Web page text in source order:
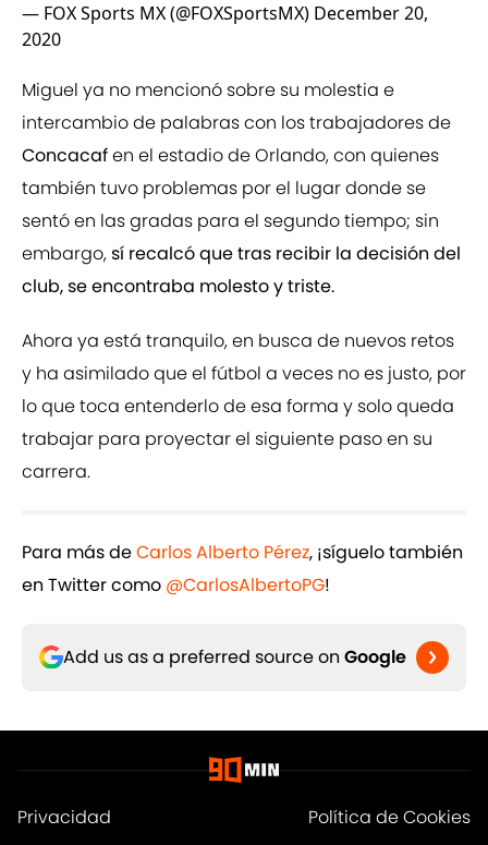
— FOX Sports MX (@FOXSportsMX) December 20,
2020
Miguel ya no mencionó sobre su molestia e
intercambio de palabras con los trabajadores de
Concacafen el estadio de Orlando, con quienes
también tuvo problemas por el lugar donde se
sentó en las gradas para el segundo tiempo; sin
embargo,sí recalcó que tras recibir la decisión del
club, se encontraba molesto y triste.
Ahora ya está tranquilo, en busca de nuevos retos
y ha asimilado que el fútbol a veces no es justo, por
lo que toca entenderlo de esa forma y solo queda
trabajar para proyectar el siguiente paso en su
carrera.
Para más deCarlos Alberto Pérez, ¡síguelo también
en Twitter como @CarlosAlbertoPG!
Add us as a preferred source on Google
Privacidad
Política de Cookies